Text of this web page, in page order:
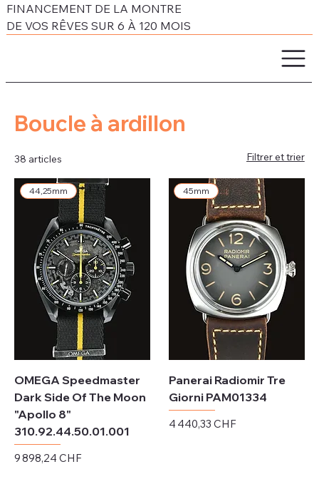
FINANCEMENT DE LA MONTRE
DE VOS RÊVES SUR 6 À 120 MOIS
Boucle à ardillon
38 articles Filtrer et trier
44,25mm
OMEGA Speedmaster
Dark Side Of The Moon
"Apollo 8"
310.92.44.50.01.001
Prix
9 898,24 CHF
45mm
Panerai Radiomir Tre
Giorni PAM01334
Prix
4 440,33 CHF